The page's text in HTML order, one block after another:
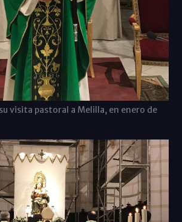
visita pastoral a Melilla, en enero de